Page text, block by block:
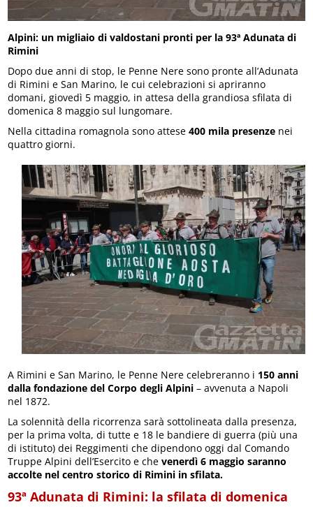
Alpini: un migliaio di valdostani pronti per la 93ª Adunata di
Rimini
Dopo due anni di stop, le Penne Nere sono pronte all’Adunata
di Rimini e San Marino, le cui celebrazioni si apriranno
domani, giovedì 5 maggio, in attesa della grandiosa sfilata di
domenica 8 maggio sul lungomare.
Nella cittadina romagnola sono attese 400 mila presenze nei
quattro giorni.
A Rimini e San Marino, le Penne Nere celebreranno i 150 anni
dalla fondazione del Corpo degli Alpini – avvenuta a Napoli
nel 1872.
La solennità della ricorrenza sarà sottolineata dalla presenza,
per la prima volta, di tutte e 18 le bandiere di guerra (più una
di istituto) dei Reggimenti che dipendono oggi dal Comando
Truppe Alpini dell’Esercito e chevenerdì 6 maggio saranno
accolte nel centro storico di Rimini in sfilata.
93ª Adunata di Rimini: la sfilata di domenica